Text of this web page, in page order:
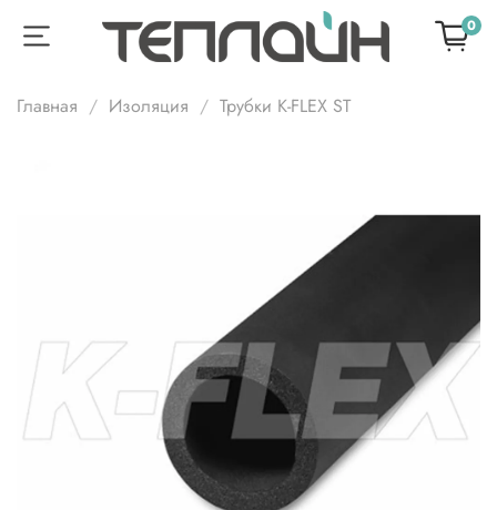
0
Главная Изоляция Трубки K-FLEX ST